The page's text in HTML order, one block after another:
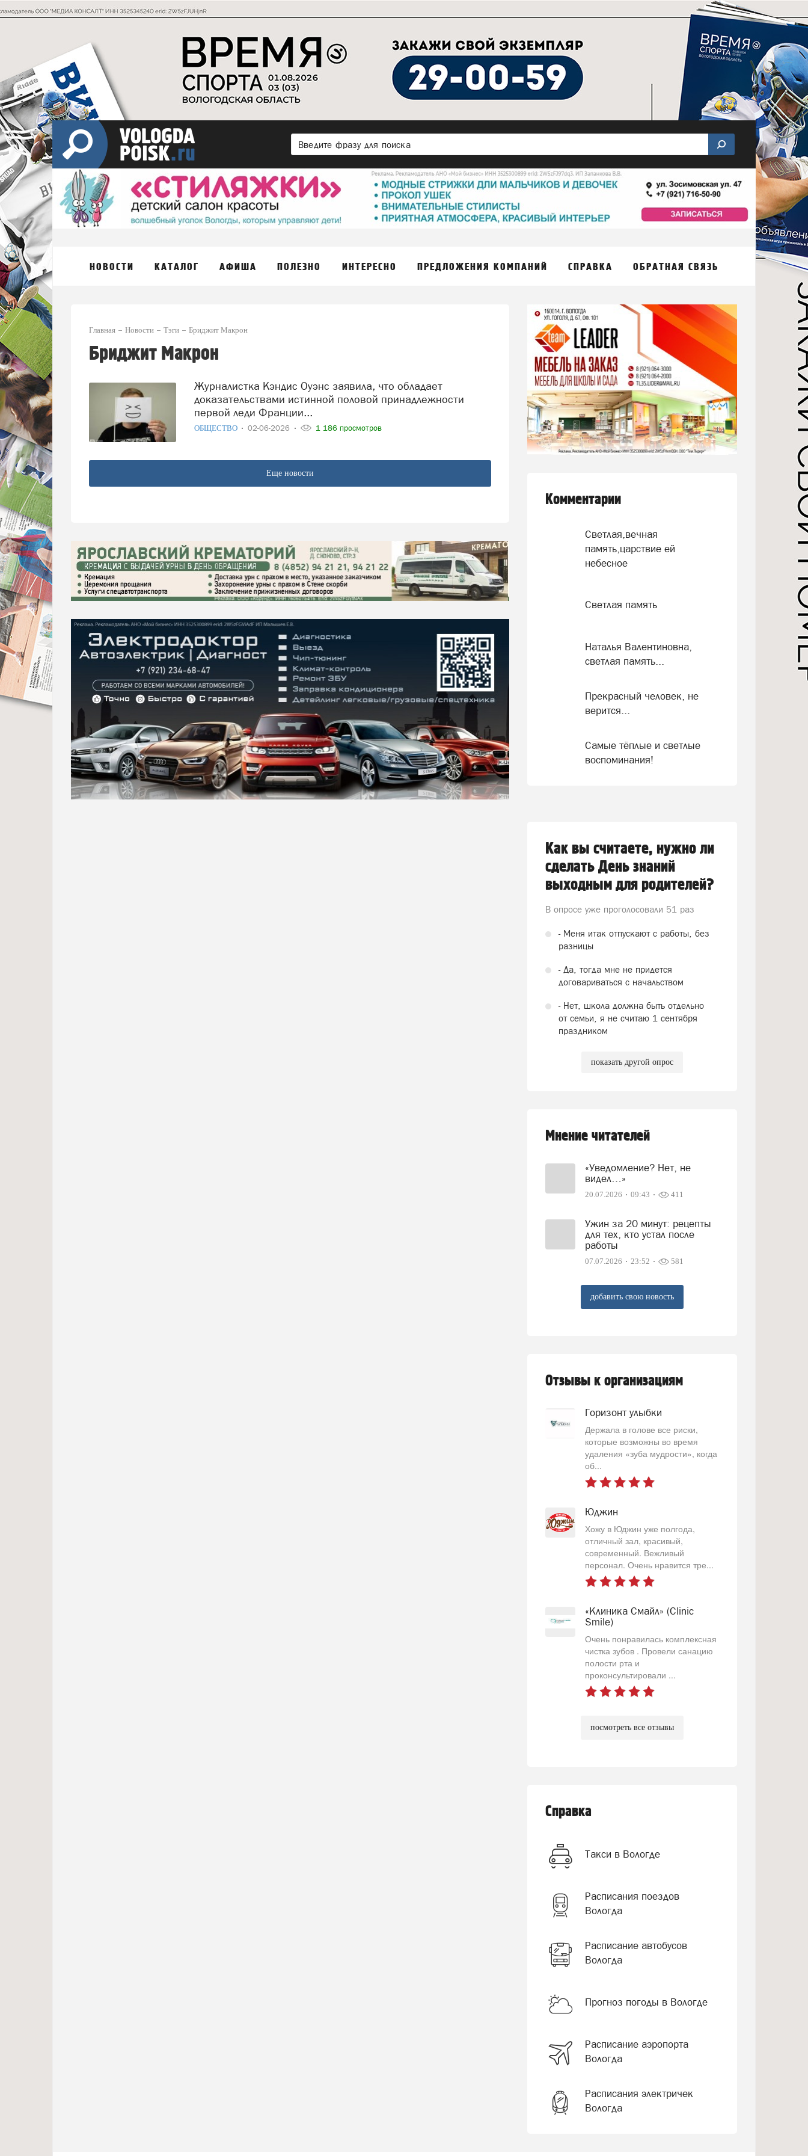
НОВОСТИ КАТАЛОГ АФИША ПОЛЕЗНО ИНТЕРЕСНО ПРЕДЛОЖЕНИЯ КОМПАНИЙ СПРАВКА ОБРАТНАЯ СВЯЗЬ
Главная Новости Тэги Бриджит Макрон
Бриджит Макрон
Журналистка Кэндис Оуэнс заявила, что обладает
доказательствами истинной половой принадлежности
первой леди Франции...
ОБЩЕСТВО 02-06-2026 1 186 просмотров
Еще новости
Комментарии
Светлая,вечная
память,царствие ей
небесное
Светлая память
Наталья Валентиновна,
светлая память...
Прекрасный человек, не
верится...
Самые тёплые и светлые
воспоминания!
Как вы считаете, нужно ли
сделать День знаний
выходным для родителей?
В опросе уже проголосовали 51 раз
- Меня итак отпускают с работы, без
разницы
- Да, тогда мне не придется
договариваться с начальством
- Нет, школа должна быть отдельно
от семьи, я не считаю 1 сентября
праздником
показать другой опрос
Мнение читателей
«Уведомление? Нет, не
видел…»
20.07.2026 09:43 411
Ужин за 20 минут: рецепты
для тех, кто устал после
работы
07.07.2026 23:52 581
добавить свою новость
Отзывы к организациям
Горизонт улыбки
Держала в голове все риски,
которые возможны во время
удаления «зуба мудрости», когда
об...
Юджин
Хожу в Юджин уже полгода,
отличный зал, красивый,
современный. Вежливый
персонал. Очень нравится тре...
«Клиника Смайл» (Clinic
Smile)
Очень понравилась комплексная
чистка зубов . Провели санацию
полости рта и
проконсультировали ...
посмотреть все отзывы
Справка
Такси в Вологде
Расписания поездов
Вологда
Расписание автобусов
Вологда
Прогноз погоды в Вологде
Расписание аэропорта
Вологда
Расписания электричек
Вологда